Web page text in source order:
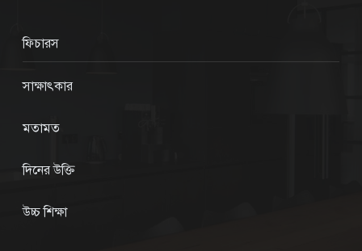
ফিচারস
সাক্ষাৎকার
মতামত
দিনের উক্তি
উচ্চ শিক্ষা